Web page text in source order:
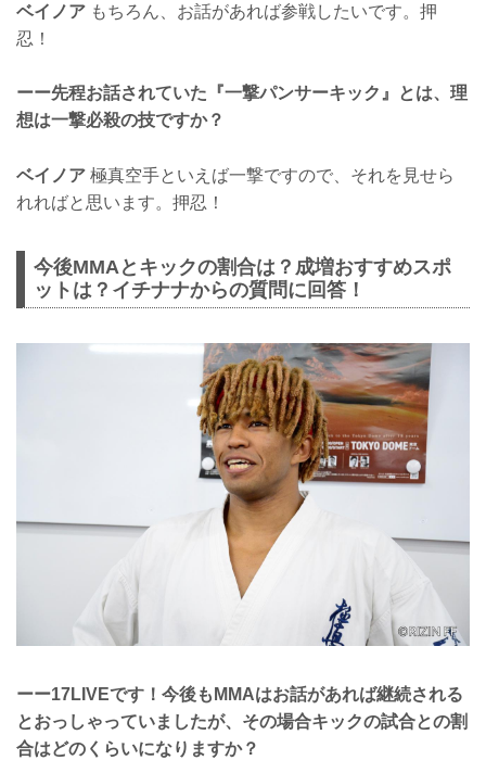
ベイノア もちろん、お話があれば参戦したいです。押
忍！
ーー先程お話されていた『一撃パンサーキック』とは、理
想は一撃必殺の技ですか？
ベイノア 極真空手といえば一撃ですので、それを見せら
れればと思います。押忍！
今後MMAとキックの割合は？成増おすすめスポ
ットは？イチナナからの質問に回答！
ーー17LIVEです！今後もMMAはお話があれば継続される
とおっしゃっていましたが、その場合キックの試合との割
合はどのくらいになりますか？